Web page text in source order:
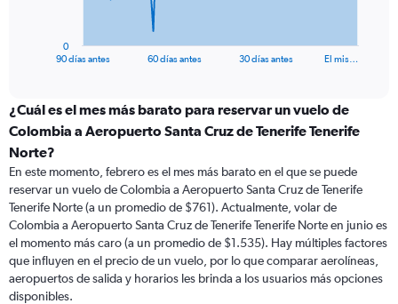
categories.
Range:
categories.
The
chart
has
1
Y
axis
displaying
values.
90 días antes 60 días antes 30 días antes El mis…
0
¿Cuál es el mes más barato para reservar un vuelo de
Colombia a Aeropuerto Santa Cruz de Tenerife Tenerife
Norte?
En este momento, febrero es el mes más barato en el que se puede
reservar un vuelo de Colombia a Aeropuerto Santa Cruz de Tenerife
Tenerife Norte (a un promedio de $761). Actualmente, volar de
Colombia a Aeropuerto Santa Cruz de Tenerife Tenerife Norte en junio es
el momento más caro (a un promedio de $1.535). Hay múltiples factores
que influyen en el precio de un vuelo, por lo que comparar aerolíneas,
aeropuertos de salida y horarios les brinda a los usuarios más opciones
disponibles.